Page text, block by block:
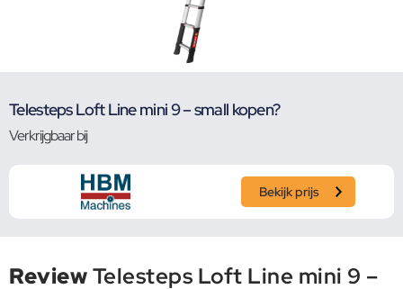
Telesteps Loft Line mini 9 – small kopen?
Verkrijgbaar bij
Bekijk prijs
ReviewTelesteps Loft Line mini 9 –